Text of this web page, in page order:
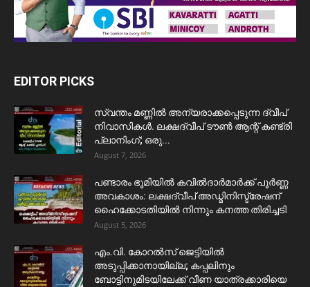
EDITOR PICKS
സ്വന്തം മണ്ണിൽ അന്യരാക്കപ്പെടുന്ന ദ്വീപ്
നിവാസികൾ. ലക്ഷദ്വീപ് ടൗൺ ആന്റ് കണ്ട്രി
പ്ലാനിംഗ്; ഒരു...
August 7, 2026
പണ്ടാരം ഭൂമിയിൽ കവിൽദാർമാർക്ക് പൂർണ്ണ
അവകാശം: ലക്ഷദ്വീപ് അഡ്മിനിസ്ട്രേഷന്
ഹൈക്കോടതിയിൽ നിന്നും കനത്ത തിരിച്ചടി
August 5, 2026
​എം.വി. കോറൽസ് ജെട്ടിയിൽ
അടുപ്പിക്കാനായില്ല; കപ്പലിനും
ബോട്ടിനുമിടയിലേക്ക് വീണ യാത്രക്കാരിയെ